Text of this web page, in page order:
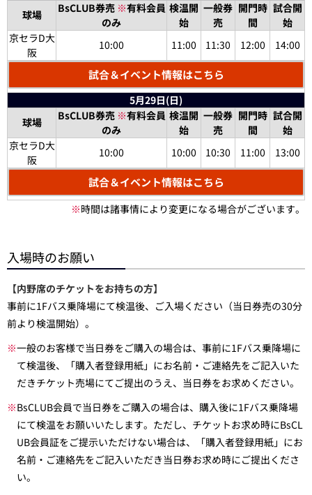
球場
BsCLUB券売 ※有料会員
のみ
検温開
始
一般券
売
開門時
間
試合開
始
京セラD大
阪
10:00 11:00 11:30 12:00 14:00
試合＆イベント情報はこちら
5月29日(日)
球場
BsCLUB券売 ※有料会員
のみ
検温開
始
一般券
売
開門時
間
試合開
始
京セラD大
阪
10:00 10:00 10:30 11:00 13:00
試合＆イベント情報はこちら
※時間は諸事情により変更になる場合がございます。
入場時のお願い
【内野席のチケットをお持ちの方】
事前に1Fバス乗降場にて検温後、ご入場ください（当日券売の30分
前より検温開始）。
※一般のお客様で当日券をご購入の場合は、事前に1Fバス乗降場に
て検温後、「購入者登録用紙」にお名前・ご連絡先をご記入いた
だきチケット売場にてご提出のうえ、当日券をお求めください。
※BsCLUB会員で当日券をご購入の場合は、購入後に1Fバス乗降場
にて検温をお願いいたします。ただし、チケットお求め時にBsCL
UB会員証をご提示いただけない場合は、「購入者登録用紙」にお
名前・ご連絡先をご記入いただき当日券お求め時にご提出くださ
い。